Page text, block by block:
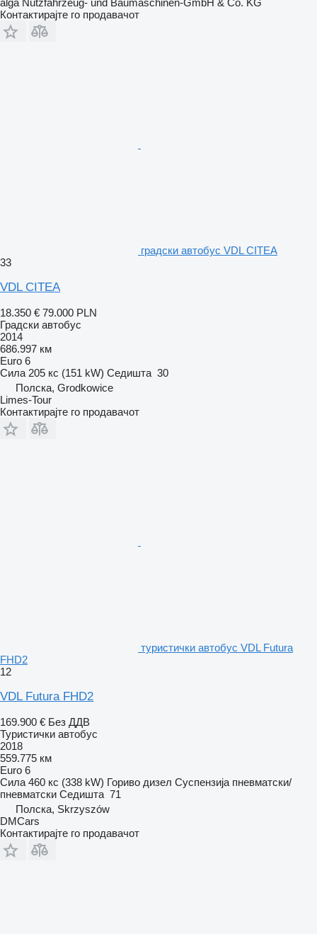
Контактирајте го продавачот
градски автобус VDL CITEA
33
VDL CITEA
18.350 € 79.000 PLN
Градски автобус
2014
686.997 км
Euro 6
Сила 205 кс (151 kW) Седишта 30
Полска, Grodkowice
Limes-Tour
Контактирајте го продавачот
туристички автобус VDL Futura
FHD2
12
VDL Futura FHD2
169.900 € Без ДДВ
Туристички автобус
2018
559.775 км
Euro 6
Сила 460 кс (338 kW) Гориво дизел Суспензија пневматски/
пневматски Седишта 71
Полска, Skrzyszów
DMCars
Контактирајте го продавачот